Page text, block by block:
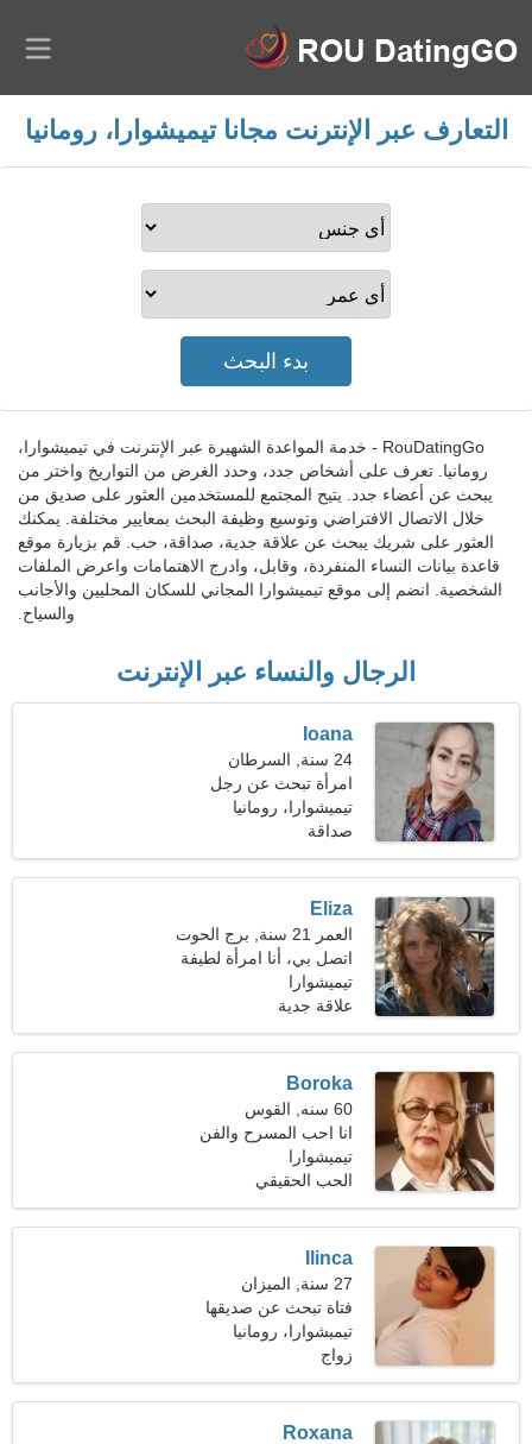
التعارف عبر الإنترنت مجانا تيميشوارا، رومانيا
RouDatingGo - خدمة المواعدة الشهيرة عبر الإنترنت في تيميشوارا،
رومانيا. تعرف على أشخاص جدد، وحدد الغرض من التواريخ واختر من
يبحث عن أعضاء جدد. يتيح المجتمع للمستخدمين العثور على صديق من
خلال الاتصال الافتراضي وتوسيع وظيفة البحث بمعايير مختلفة. يمكنك
العثور على شريك يبحث عن علاقة جدية، صداقة، حب. قم بزيارة موقع
قاعدة بيانات النساء المنفردة، وقابل، وادرج الاهتمامات واعرض الملفات
الشخصية. انضم إلى موقع تيميشوارا المجاني للسكان المحليين والأجانب
والسياح.
الرجال والنساء عبر الإنترنت
Ioana
24 سنة, السرطان
امرأة تبحث عن رجل
تيميشوارا، رومانيا
صداقة
Eliza
العمر 21 سنة, برج الحوت
اتصل بي، أنا امرأة لطيفة
تيميشوارا
علاقة جدية
Boroka
60 سنه, القوس
انا احب المسرح والفن
المسرحي
تيميشوارا
الحب الحقيقي
Ilinca
27 سنة, الميزان
فتاة تبحث عن صديقها
تيميشوارا، رومانيا
زواج
Roxana